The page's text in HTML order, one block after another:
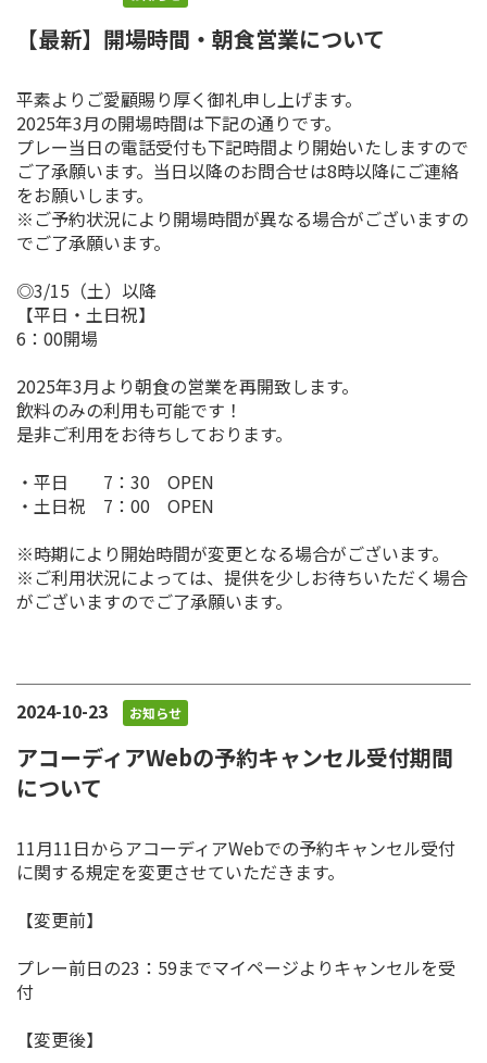
【最新】開場時間・朝食営業について
平素よりご愛顧賜り厚く御礼申し上げます。
2025年3月の開場時間は下記の通りです。
プレー当日の電話受付も下記時間より開始いたしますので
ご了承願います。当日以降のお問合せは8時以降にご連絡
をお願いします。
※ご予約状況により開場時間が異なる場合がございますの
でご了承願います。
◎3/15（土）以降
【平日・土日祝】
6：00開場
2025年3月より朝食の営業を再開致します。
飲料のみの利用も可能です！
是非ご利用をお待ちしております。
・平日 7：30 OPEN
・土日祝 7：00 OPEN
※時期により開始時間が変更となる場合がございます。
※ご利用状況によっては、提供を少しお待ちいただく場合
がございますのでご了承願います。
2024-10-23 お知らせ
アコーディアWebの予約キャンセル受付期間
について
11月11日からアコーディアWebでの予約キャンセル受付
に関する規定を変更させていただきます。
【変更前】
プレー前日の23：59までマイページよりキャンセルを受
付
【変更後】